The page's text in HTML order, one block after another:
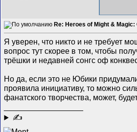
Re: Heroes of Might & Magic:
Я уверен, что никто и не требует
вопрос тут скорее в том, чтобы
трёшки и недавней сонгс оф
Но да, если это не Юбики
проявила инициативу, то можно
фанатского творчества, может,
✍